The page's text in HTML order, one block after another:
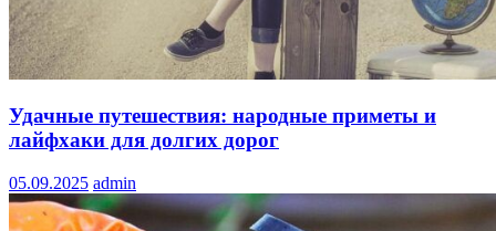
Удачные путешествия: народные приметы и
лайфхаки для долгих дорог
05.09.2025 admin